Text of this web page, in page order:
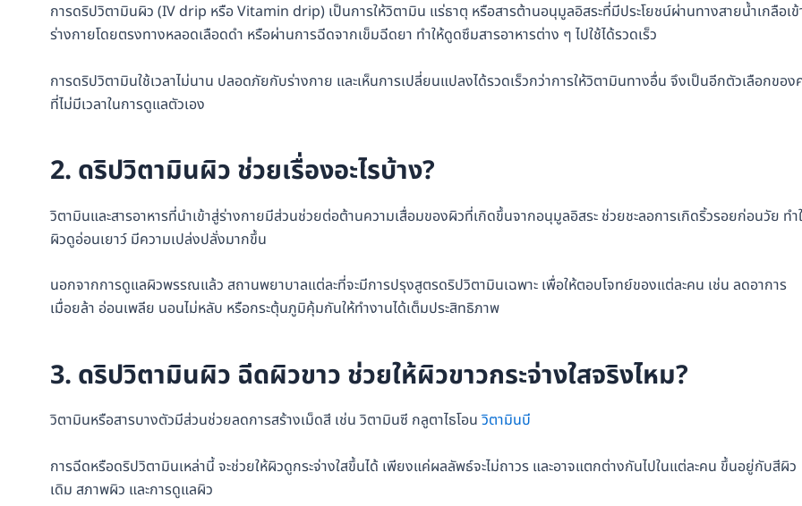
การดริปวิตามินผิว (IV drip หรือVitamin drip) เป็นการให้วิตามิน แร่ธาตุ หรือสารต้านอนุมูลอิสระที่มีประโยชน์ผ่านทางสายน้ำเกลือเ
ร่างกายโดยตรงทางหลอดเลือดดำ หรือผ่านการฉีดจากเข็มฉีดยา ทำให้ดูดซึมสารอาหารต่าง ๆ ไปใช้ได้รวดเร็ว
การดริปวิตามินใช้เวลาไม่นาน ปลอดภัยกับร่างกาย และเห็นการเปลี่ยนแปลงได้รวดเร็วกว่าการให้วิตามินทางอื่น จึงเป็นอีกตัวเลือกขอ
ที่ไม่มีเวลาในการดูแลตัวเอง
2. ดริปวิตามินผิว ช่วยเรื่องอะไรบ้าง?
วิตามินและสารอาหารที่นำเข้าสู่ร่างกายมีส่วนช่วยต่อต้านความเสื่อมของผิวที่เกิดขึ้นจากอนุมูลอิสระ ช่วยชะลอการเกิดริ้วรอยก่อนวัย ทำ
ผิวดูอ่อนเยาว์ มีความเปล่งปลั่งมากขึ้น
นอกจากการดูแลผิวพรรณแล้ว สถานพยาบาลแต่ละที่จะมีการปรุงสูตรดริปวิตามินเฉพาะ เพื่อให้ตอบโจทย์ของแต่ละคน เช่น ลดอาการ
เมื่อยล้า อ่อนเพลีย นอนไม่หลับ หรือกระตุ้นภูมิคุ้มกันให้ทำงานได้เต็มประสิทธิภาพ
3. ดริปวิตามินผิว ฉีดผิวขาว ช่วยให้ผิวขาวกระจ่างใสจริงไหม?
วิตามินหรือสารบางตัวมีส่วนช่วยลดการสร้างเม็ดสี เช่น วิตามินซี กลูตาไธโอนวิตามินบี
การฉีดหรือดริปวิตามินเหล่านี้ จะช่วยให้ผิวดูกระจ่างใสขึ้นได้ เพียงแค่ผลลัพธ์จะไม่ถาวร และอาจแตกต่างกันไปในแต่ละคน ขึ้นอยู่กับสีผิว
เดิม สภาพผิว และการดูแลผิว